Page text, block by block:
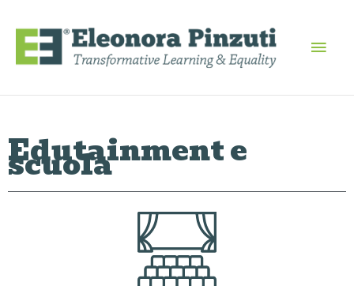
contenuto
Edutainment e
scuola